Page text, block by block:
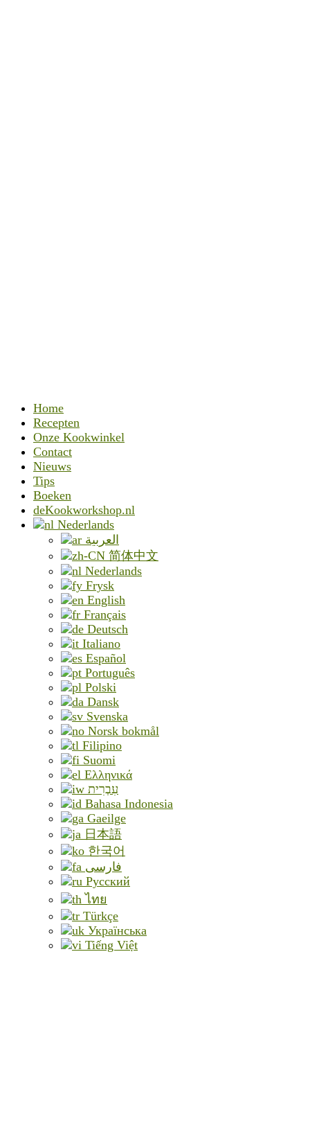
Home
Recepten
Onze Kookwinkel
Contact
Nieuws
Tips
Boeken
deKookworkshop.nl
Nederlands
العربية
简体中文
Nederlands
Frysk
English
Français
Deutsch
Italiano
Español
Português
Polski
Dansk
Svenska
Norsk bokmål
Filipino
Suomi
Ελληνικά
עִבְרִית
Bahasa Indonesia
Gaeilge
日本語
한국어
فارسی
Русский
ไทย
Türkçe
Українська
Tiếng Việt